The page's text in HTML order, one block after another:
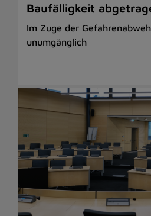
Baufälligkeit
Im Zuge der
unumgänglich